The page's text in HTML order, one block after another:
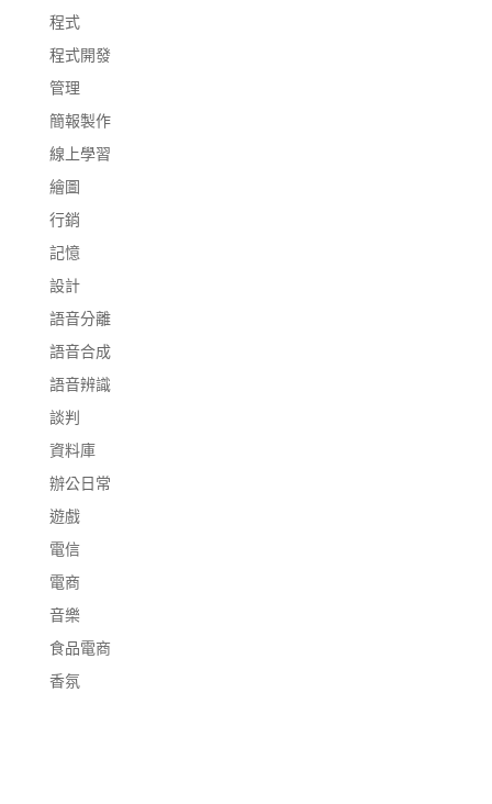
程式
程式開發
管理
簡報製作
線上學習
繪圖
行銷
記憶
設計
語音分離
語音合成
語音辨識
談判
資料庫
辦公日常
遊戲
電信
電商
音樂
食品電商
香氛